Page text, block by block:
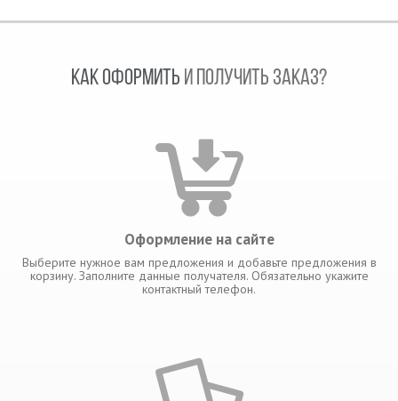
КАК ОФОРМИТЬ И ПОЛУЧИТЬ ЗАКАЗ?
Оформление на сайте
Выберите нужное вам предложения и добавьте предложения в
корзину. Заполните данные получателя. Обязательно укажите
контактный телефон.